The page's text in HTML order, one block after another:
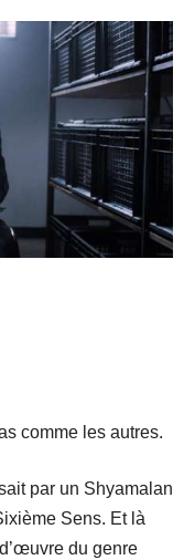
comme les autres.
par un Shyamalan
Sens. Et là
du genre